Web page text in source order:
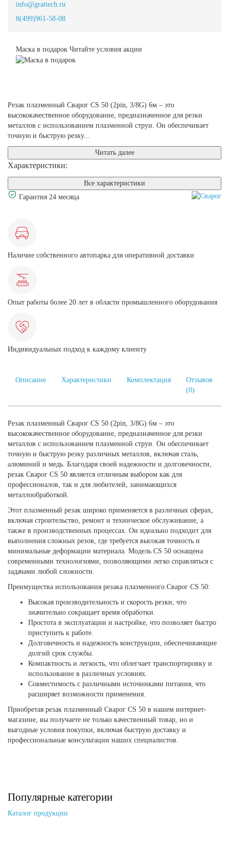
info@grattech.ru
8(499)961-58-08
Маска в подарок Читайте условия акции
Резак плазменный Сварог CS 50 (2pin, 3/8G) 6м – это
высококачественное оборудование, предназначенное для резки
металлов с использованием плазменной струи. Он обеспечивает
точную и быструю резку...
Читать далее
Характеристики:
Все характеристики
Гарантия 24 месяца
Наличие собственного автопарка для оперативной доставки
Опыт работы более 20 лет в области промышленного оборудования
Индивидуальных подход к каждому клиенту
Описание Характеристики Комплектация
Отзывов
(0)
Резак плазменный Сварог CS 50 (2pin, 3/8G) 6м – это
высококачественное оборудование, предназначенное для резки
металлов с использованием плазменной струи. Он обеспечивает
точную и быструю резку различных металлов, включая сталь,
алюминий и медь. Благодаря своей надежности и долговечности,
резак Сварог CS 50 является отличным выбором как для
профессионалов, так и для любителей, занимающихся
металлообработкой.
Этот плазменный резак широко применяется в различных сферах,
включая строительство, ремонт и техническое обслуживание, а
также в производственных процессах. Он идеально подходит для
выполнения сложных резов, где требуется высокая точность и
минимальные деформации материала. Модель CS 50 оснащена
современными технологиями, позволяющими легко справляться с
задачами любой сложности.
Преимущества использования резака плазменного Сварог CS 50:
Высокая производительность и скорость резки, что
значительно сокращает время обработки.
Простота в эксплуатации и настройке, что позволяет быстро
приступить к работе.
Долговечность и надежность конструкции, обеспечивающие
долгий срок службы.
Компактность и легкость, что облегчает транспортировку и
использование в различных условиях.
Совместимость с различными источниками питания, что
расширяет возможности применения.
Приобретая резак плазменный Сварог CS 50 в нашем интернет-
магазине, вы получаете не только качественный товар, но и
выгодные условия покупки, включая быструю доставку и
профессиональные консультации наших специалистов.
Популярные категории
Каталог продукции